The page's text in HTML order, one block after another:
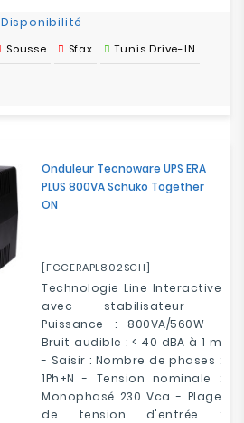
Disponibilité
Sousse Sfax Tunis Drive-IN
Onduleur Tecnoware UPS ERA
PLUS 800VA Schuko Together
ON
[FGCERAPL802SCH]
Technologie Line Interactive
avec stabilisateur -
Puissance : 800VA/560W -
Bruit audible : < 40 dBA à 1 m
- Saisir : Nombre de phases :
1Ph+N - Tension nominale :
Monophasé 230 Vca - Plage
de tension d'entrée :